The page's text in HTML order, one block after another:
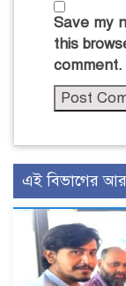
Save my
this
comment.
এই বিভাগের